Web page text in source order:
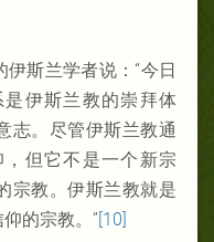
斯兰学者说：“今日
伊斯兰教的崇拜体
志。尽管伊斯兰教通
但它不是一个新宗
宗教。伊斯兰教就是
的宗教。”[10]